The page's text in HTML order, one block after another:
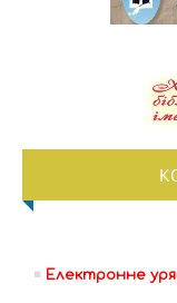
Електронне